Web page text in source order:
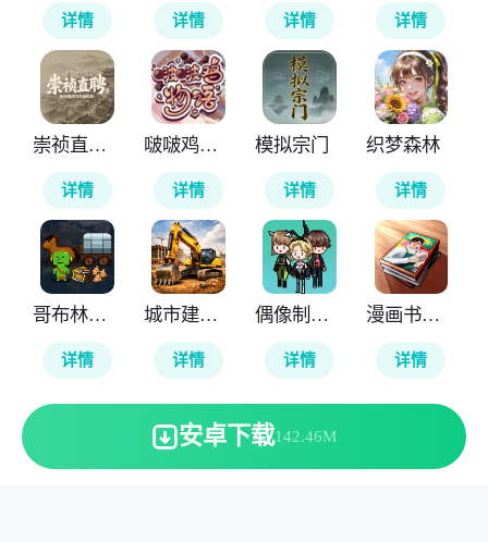
详情 详情 详情 详情
崇祯直聘明末官场沉浮模拟器
详情
啵啵鸡物语
详情
模拟宗门
详情
织梦森林
详情
哥布林的商队
详情
城市建筑模拟26
详情
偶像制作人
详情
漫画书店模拟器
详情
安卓下载142.46M